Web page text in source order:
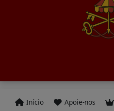
Início Apoie-nos